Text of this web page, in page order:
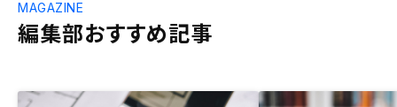
編集部おすすめ記事
MAGAZINE